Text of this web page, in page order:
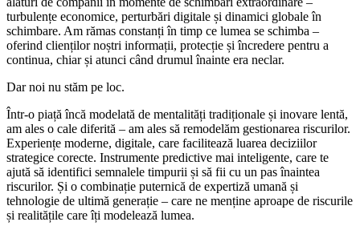
turbulențe economice, perturbări digitale și dinamici globale în
schimbare. Am rămas constanți în timp ce lumea se schimba –
oferind clienților noștri informații, protecție și încredere pentru a
continua, chiar și atunci când drumul înainte era neclar.
Dar noi nu stăm pe loc.
Într-o piață încă modelată de mentalități tradiționale și inovare lentă,
am ales o cale diferită – am ales să remodelăm gestionarea riscurilor.
Experiențe moderne, digitale, care facilitează luarea deciziilor
strategice corecte. Instrumente predictive mai inteligente, care te
ajută să identifici semnalele timpurii și să fii cu un pas înaintea
riscurilor. Și o combinație puternică de expertiză umană și
tehnologie de ultimă generație – care ne menține aproape de riscurile
și realitățile care îți modelează lumea.